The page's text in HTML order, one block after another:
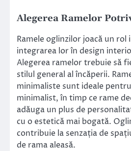
Alegerea Ramelor
Ramele oglinzilor joacă un
integrarea lor în design
Alegerea ramelor trebuie să
stilul general al încăperii.
minimaliste sunt ideale
minimalist, în timp ce rame
adăuga un plus de
cu o estetică mai bogată.
contribuie la senzația de
de rama aleasă.